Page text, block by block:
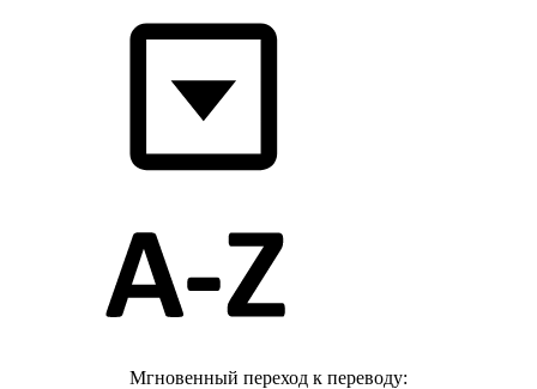
Мгновенный переход к переводу: